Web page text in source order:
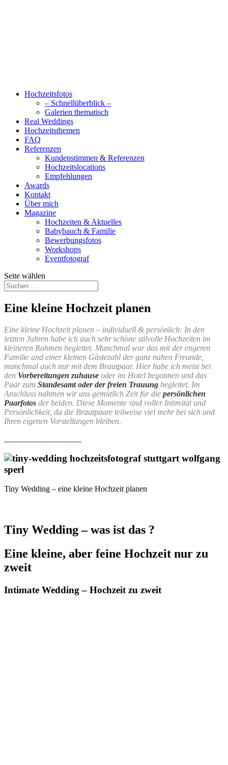
Hochzeitsfotos
– Schnellüberblick –
Galerien thematisch
Real Weddings
Hochzeitsthemen
FAQ
Referenzen
Kundenstimmen & Referenzen
Hochzeitslocations
Empfehlungen
Awards
Kontakt
Über mich
Magazine
Hochzeiten & Aktuelles
Babybauch & Familie
Bewerbungsfotos
Workshops
Eventfotograf
Seite wählen
Eine kleine Hochzeit planen
Eine kleine Hochzeit planen – individuell & persönlich: In den
letzten Jahren habe ich auch sehr schöne stilvolle Hochzeiten im
kleineren Rahmen begleitet. Manchmal war das mit der engeren
Familie und einer kleinen Gästezahl der ganz nahen Freunde,
manchmal auch nur mit dem Brautpaar. Hier habe ich meist bei
den Vorbereitungen zuhause oder im Hotel begonnen und das
Paar zum Standesamt oder der freien Trauung begleitet. Im
Anschluss nahmen wir uns gemütlich Zeit für die persönlichen
Paarfotos der beiden. Diese Momente sind voller Intimität und
Persönlichkeit, da die Brautpaare teilweise viel mehr bei sich und
Ihren eigenen Vorstellungen bleiben.
Tiny Wedding – eine kleine Hochzeit planen
Tiny Wedding – was ist das ?
Eine kleine, aber feine Hochzeit nur zu
zweit
Intimate Wedding – Hochzeit zu zweit